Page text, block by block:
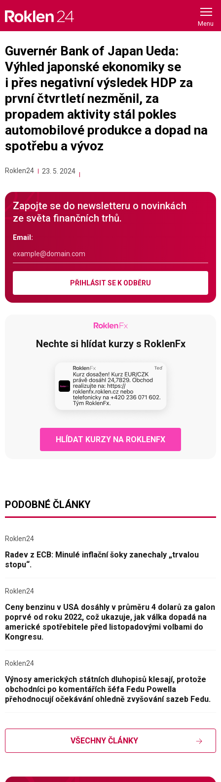
content
Guvernér Bank of Japan Ueda:
Výhled japonské ekonomiky se
i přes negativní výsledek HDP za
první čtvrtletí nezměnil, za
propadem aktivity stál pokles
automobilové produkce a dopad na
spotřebu a vývoz
Roklen24 23. 5. 2024
Zapojte se do newsletteru o novinkách
ze světa finančních trhů.
Email:
PŘIHLÁSIT SE K ODBĚRU
Nechte si hlídat kurzy s RoklenFx
HLÍDAT KURZY NA ROKLENFX
PODOBNÉ ČLÁNKY
Roklen24
Radev z ECB: Minulé inflační šoky zanechaly „trvalou
stopu“.
Roklen24
Ceny benzinu v USA dosáhly v průměru 4 dolarů za galon
poprvé od roku 2022, což ukazuje, jak válka dopadá na
americké spotřebitele před listopadovými volbami do
Kongresu.
Roklen24
Výnosy amerických státních dluhopisů klesají, protože
obchodníci po komentářích šéfa Fedu Powella
přehodnocují očekávání ohledně zvyšování sazeb Fedu.
VŠECHNY ČLÁNKY